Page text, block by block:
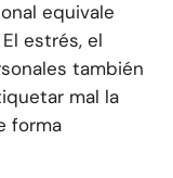
equivale
estrés, el
también
mal la
forma